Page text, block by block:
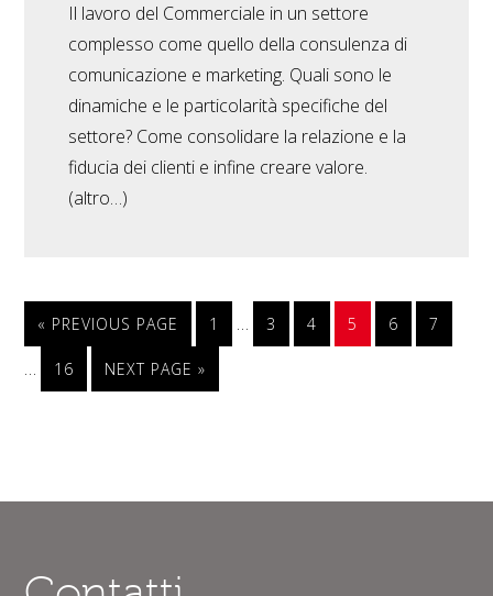
Il lavoro del Commerciale in un settore
complesso come quello della consulenza di
comunicazione e marketing. Quali sono le
dinamiche e le particolarità specifiche del
settore? Come consolidare la relazione e la
fiducia dei clienti e infine creare valore.
(altro…)
« PREVIOUS PAGE 1 … 3 4 5 6 7
… 16 NEXT PAGE »